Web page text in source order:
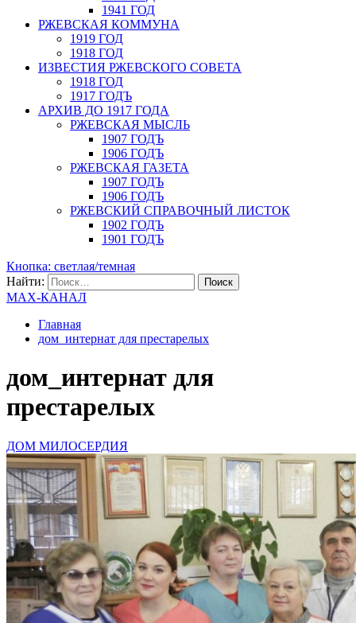
1941 ГОД
РЖЕВСКАЯ КОММУНА
1919 ГОД
1918 ГОД
ИЗВЕСТИЯ РЖЕВСКОГО СОВЕТА
1918 ГОД
1917 ГОДЪ
АРХИВ ДО 1917 ГОДА
РЖЕВСКАЯ МЫСЛЬ
1907 ГОДЪ
1906 ГОДЪ
РЖЕВСКАЯ ГАЗЕТА
1907 ГОДЪ
1906 ГОДЪ
РЖЕВСКИЙ СПРАВОЧНЫЙ ЛИСТОК
1902 ГОДЪ
1901 ГОДЪ
Кнопка: светлая/темная
Найти:
MAX-КАНАЛ
Главная
дом_интернат для престарелых
дом_интернат для
престарелых
ДОМ МИЛОСЕРДИЯ